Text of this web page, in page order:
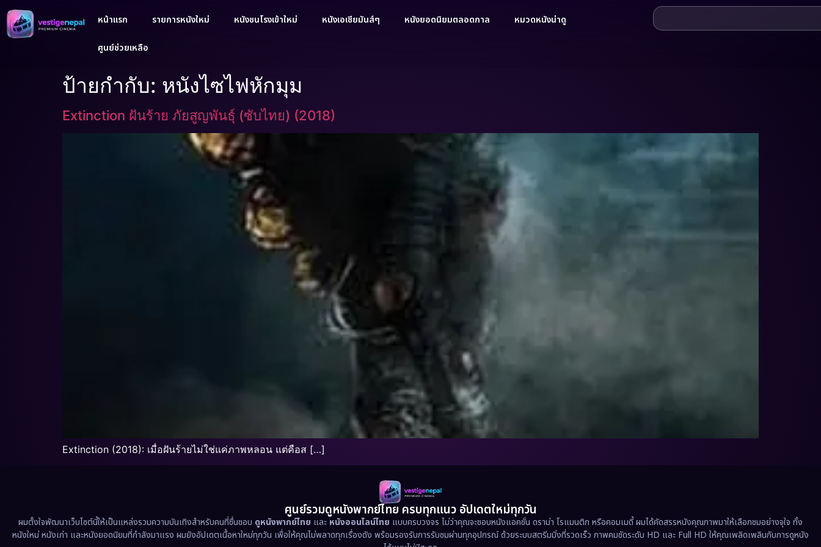
หน้าแรก รายการหนังใหม่ หนังชนโรงเข้าใหม่ หนังเอเชียมันส์ๆ หนังยอดนิยมตลอดกาล หมวดหนังน่าดู
ศูนย์ช่วยเหลือ
ป้ายกำกับ: หนังไซไฟหักมุม
Extinction ฝันร้าย ภัยสูญพันธุ์ (ซับไทย) (2018)
Extinction (2018): เมื่อฝันร้ายไม่ใช่แค่ภาพหลอน แต่คือส […]
ศูนย์รวมดูหนังพากย์ไทย ครบทุกแนว อัปเดตใหม่ทุกวัน
ผมตั้งใจพัฒนาเว็บไซต์นี้ให้เป็นแหล่งรวมความบันเทิงสำหรับคนที่ชื่นชอบ ดูหนังพากย์ไทย และ หนังออนไลน์ไทย แบบครบวงจร ไม่ว่าคุณจะชอบหนังแอคชั่น ดราม่า โรแมนติก หรือคอมเมดี้ ผมได้คัดสรรหนังคุณภาพมาให้เลือกชมอย่างจุใจ ทั้ง
หนังใหม่ หนังเก่า และหนังยอดนิยมที่กำลังมาแรง ผมยังอัปเดตเนื้อหาใหม่ทุกวัน เพื่อให้คุณไม่พลาดทุกเรื่องดัง พร้อมรองรับการรับชมผ่านทุกอุปกรณ์ ด้วยระบบสตรีมมิ่งที่รวดเร็ว ภาพคมชัดระดับ HD และ Full HD ให้คุณเพลิดเพลินกับการดูหนัง